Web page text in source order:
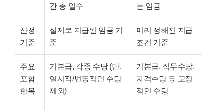
간 총 일수
는 임금
산정
기준
실제로 지급된 임금 기
준
미리 정해진 지급
조건 기준
주요
포함
항목
기본급, 각종 수당 (단,
일시적/변동적인 수당
제외)
기본급, 직무수당,
자격수당 등 고정
적인 수당